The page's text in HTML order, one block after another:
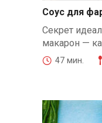
Соус для
Секрет
макарон —
47 мин.